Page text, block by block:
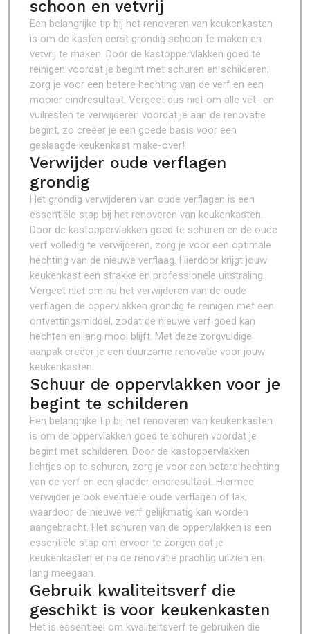
schoon en vetvrij
Een belangrijke tip bij het renoveren van keukenkasten
is om de kasten eerst grondig schoon te maken en
vetvrij te maken. Door de kastoppervlakken goed te
reinigen voordat je begint met schuren en schilderen,
zorg je voor een betere hechting van de verf en een
mooier eindresultaat. Vergeet dus niet om alle vet- en
vuilresten te verwijderen voordat je aan de renovatie
begint, zo creëer je een goede basis voor een
geslaagde keukenkast make-over!
Verwijder oude verflagen
grondig
Het grondig verwijderen van oude verflagen is een
essentiële stap bij het renoveren van keukenkasten.
Door de kastoppervlakken goed te schuren en de oude
verf volledig te verwijderen, zorg je voor een optimale
hechting van de nieuwe verflaag. Hierdoor krijgt jouw
keukenkast een strakke en professionele uitstraling.
Vergeet niet om na het verwijderen van de oude
verflagen de oppervlakken grondig te reinigen met een
ontvettingsmiddel, zodat de nieuwe verf goed kan
hechten en lang mooi blijft. Met deze zorgvuldige
aanpak creëer je een duurzame renovatie voor jouw
keukenkasten.
Schuur de oppervlakken voor je
begint te schilderen
Een belangrijke tip bij het renoveren van keukenkasten
is om de oppervlakken goed te schuren voordat je
begint met schilderen. Door de kastoppervlakken
lichtjes op te schuren, zorg je voor een betere hechting
van de verf en een gladder eindresultaat. Hiermee
verwijder je ook eventuele oude verflagen of lak,
waardoor de nieuwe verf gelijkmatig kan worden
aangebracht. Het schuren van de oppervlakken is een
essentiële stap om ervoor te zorgen dat je
keukenkasten er na de renovatie prachtig uitzien en
lang meegaan.
Gebruik kwaliteitsverf die
geschikt is voor keukenkasten
Het is essentieel om kwaliteitsverf te gebruiken die